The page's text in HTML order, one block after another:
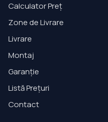
Calculator Preț
Zone de Livrare
Livrare
Montaj
Garanție
Listă Prețuri
Contact